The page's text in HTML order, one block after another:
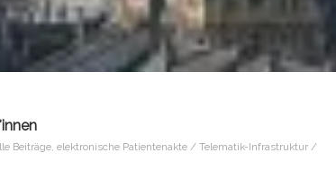
Beiträge, elektronische Patientenakte / Telematik-Infrastruktur /